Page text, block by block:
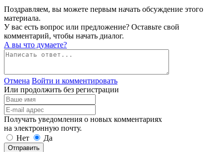
Поздравляем, вы можете первым начать обсуждение этого
материала.
У вас есть вопрос или предложение? Оставьте свой
комментарий, чтобы начать диалог.
А вы что думаете?
Отмена Войти и комментировать
Или продолжить без регистрации
Получать уведомления о новых комментариях
на электронную почту.
Нет
Да
Отправить